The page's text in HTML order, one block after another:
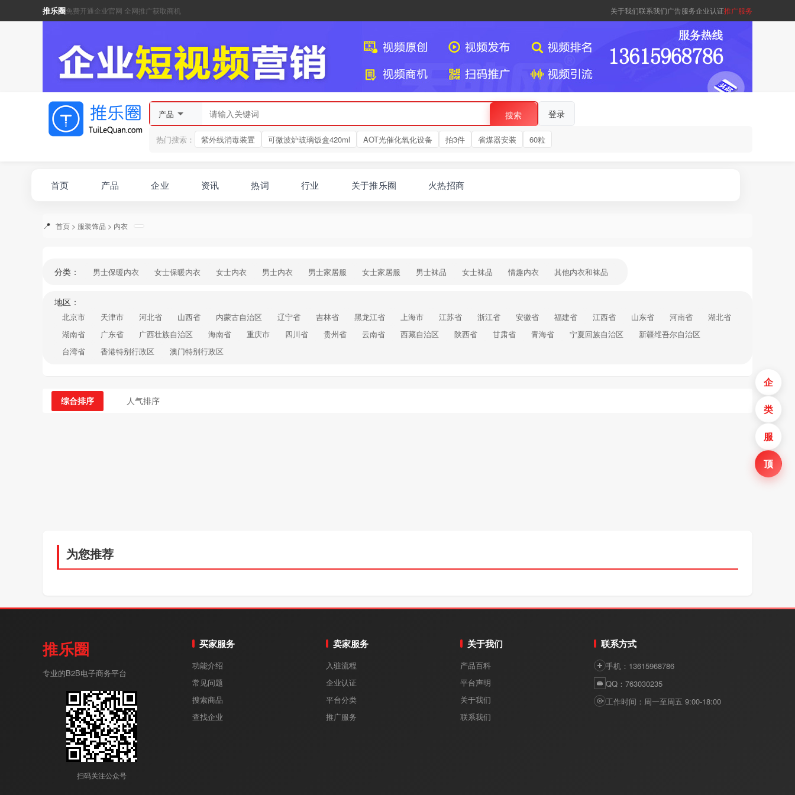
推乐圈免费开通企业官网 全网推广获取商机 关于我们联系我们广告服务企业认证推广服务
产品 搜索 登录
热门搜索： 紫外线消毒装置 可微波炉玻璃饭盒420ml AOT光催化氧化设备 拍3件 省煤器安装 60粒
首页 产品 企业 资讯 热词 行业 关于推乐圈 火热招商
首页 > 服装饰品 > 内衣
分类： 男士保暖内衣 女士保暖内衣 女士内衣 男士内衣 男士家居服 女士家居服 男士袜品 女士袜品 情趣内衣 其他内衣和袜品
地区：
北京市 天津市 河北省 山西省 内蒙古自治区 辽宁省 吉林省 黑龙江省 上海市 江苏省 浙江省 安徽省 福建省 江西省 山东省 河南省
湖北省
湖南省
广东省 广西壮族自治区 海南省 重庆市 四川省 贵州省 云南省 西藏自治区 陕西省 甘肃省 青海省 宁夏回族自治区
新疆维吾尔自治区
台湾省
香港特别行政区 澳门特别行政区
综合排序 人气排序
为您推荐
推乐圈
专业的B2B电子商务平台
扫码关注公众号
买家服务
功能介绍
常见问题
搜索商品
查找企业
卖家服务
入驻流程
企业认证
平台分类
推广服务
关于我们
产品百科
平台声明
关于我们
联系我们
联系方式
手机：13615968786
QQ：763030235
工作时间：周一至周五 9:00-18:00
企
类
服
顶